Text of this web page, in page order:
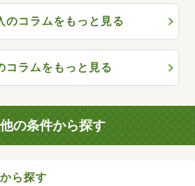
のコラムをもっと見る
コラムをもっと見る
の条件から探す
ら探す